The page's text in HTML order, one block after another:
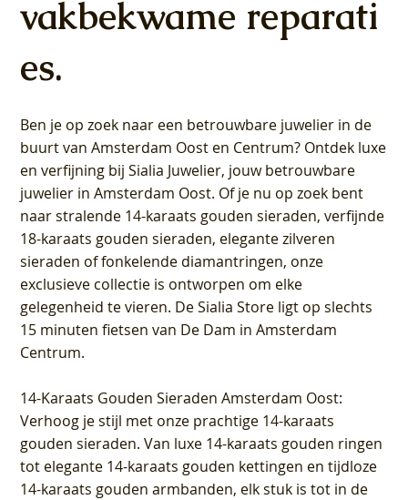
vakbekwame reparati
es.
Ben je op zoek naar een betrouwbare juwelier in de
buurt van Amsterdam Oost en Centrum? Ontdek luxe
en verfijning bij Sialia Juwelier, jouw betrouwbare
juwelier in Amsterdam Oost. Of je nu op zoek bent
naar stralende 14-karaats gouden sieraden, verfijnde
18-karaats gouden sieraden, elegante zilveren
sieraden of fonkelende diamantringen, onze
exclusieve collectie is ontworpen om elke
gelegenheid te vieren. De Sialia Store ligt op slechts
15 minuten fietsen van De Dam in Amsterdam
Centrum.
14-Karaats Gouden Sieraden Amsterdam Oost:
Verhoog je stijl met onze prachtige 14-karaats
gouden sieraden. Van luxe 14-karaats gouden ringen
tot elegante 14-karaats gouden kettingen en tijdloze
14-karaats gouden armbanden, elk stuk is tot in de